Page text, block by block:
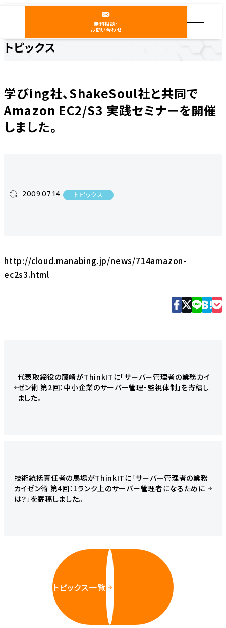
無料相談・
お問い合わせ
トピックス
学びing社、ShakeSoul社と共同で
Amazon EC2/S3 実践セミナーを開催
しました。
2009.07.14 トピックス
http://cloud.manabing.jp/news/714amazon-
ec2s3.html
代表取締役の藤崎がThinkITに「サーバー管理者の業務カイ
ゼン術 第2回：中小企業のサーバー管理・監視体制」を寄稿し
ました。
技術統括責任者の馬場がThinkITに「サーバー管理者の業務
カイゼン術 第4回：1ランク上のサーバー管理者になるために
は？」を寄稿しました。
トピックス一覧